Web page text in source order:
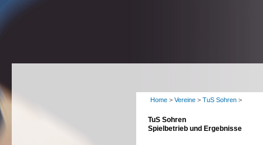
Home > Vereine > TuS Sohren >
TuS Sohren
Spielbetrieb und Ergebnisse